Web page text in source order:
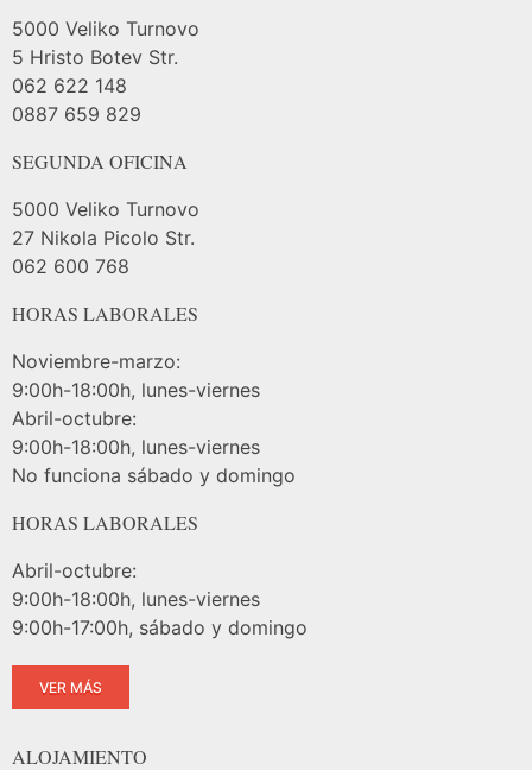
5000 Veliko Turnovo
5 Hristo Botev Str.
062 622 148
0887 659 829
SEGUNDA OFICINA
5000 Veliko Turnovo
27 Nikola Picolo Str.
062 600 768
HORAS LABORALES
Noviembre-marzo:
9:00h-18:00h, lunes-viernes
Abril-octubre:
9:00h-18:00h, lunes-viernes
No funciona sábado y domingo
HORAS LABORALES
Abril-octubre:
9:00h-18:00h, lunes-viernes
9:00h-17:00h, sábado y domingo
VER MÁS
ALOJAMIENTO